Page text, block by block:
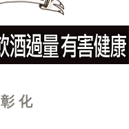
彰化